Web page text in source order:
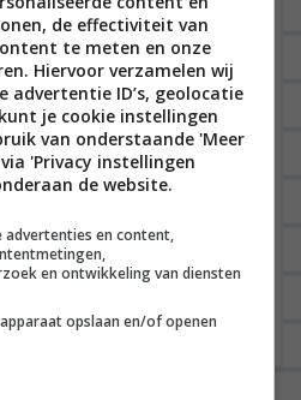
de effectiviteit van
te meten en onze
Hiervoor verzamelen wij
advertentie ID’s, geolocatie
je cookie instellingen
van onderstaande 'Meer
'Privacy instellingen
de website.
advertenties en content,
en ontwikkeling van diensten
opslaan en/of openen